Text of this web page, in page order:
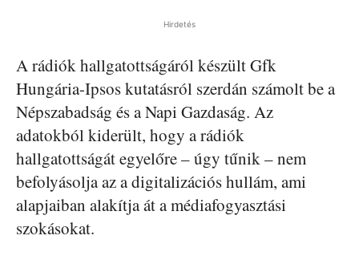
Hirdetés
A rádiók hallgatottságáról készült Gfk
Hungária-Ipsos kutatásról szerdán számolt be a
Népszabadság és a Napi Gazdaság. Az
adatokból kiderült, hogy a rádiók
hallgatottságát egyelőre – úgy tűnik – nem
befolyásolja az a digitalizációs hullám, ami
alapjaiban alakítja át a médiafogyasztási
szokásokat.